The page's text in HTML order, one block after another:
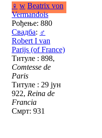
♀ w Beatrix von
Vermandois
Рођење: 880
Свадба: ♂
Robert I van
Parijs (of France)
Титуле : 898,
Comtesse de
Paris
Титуле : 29 јун
922, Reina de
Francia
Смрт: 931